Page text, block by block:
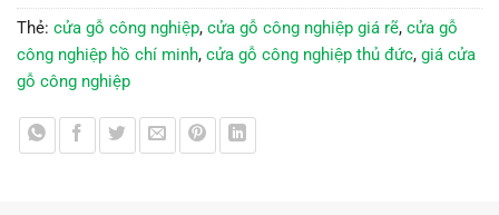
Thẻ: cửa gỗ công nghiệp, cửa gỗ công nghiệp giá rẽ, cửa gỗ
công nghiệp hồ chí minh, cửa gỗ công nghiệp thủ đức, giá cửa
gỗ công nghiệp